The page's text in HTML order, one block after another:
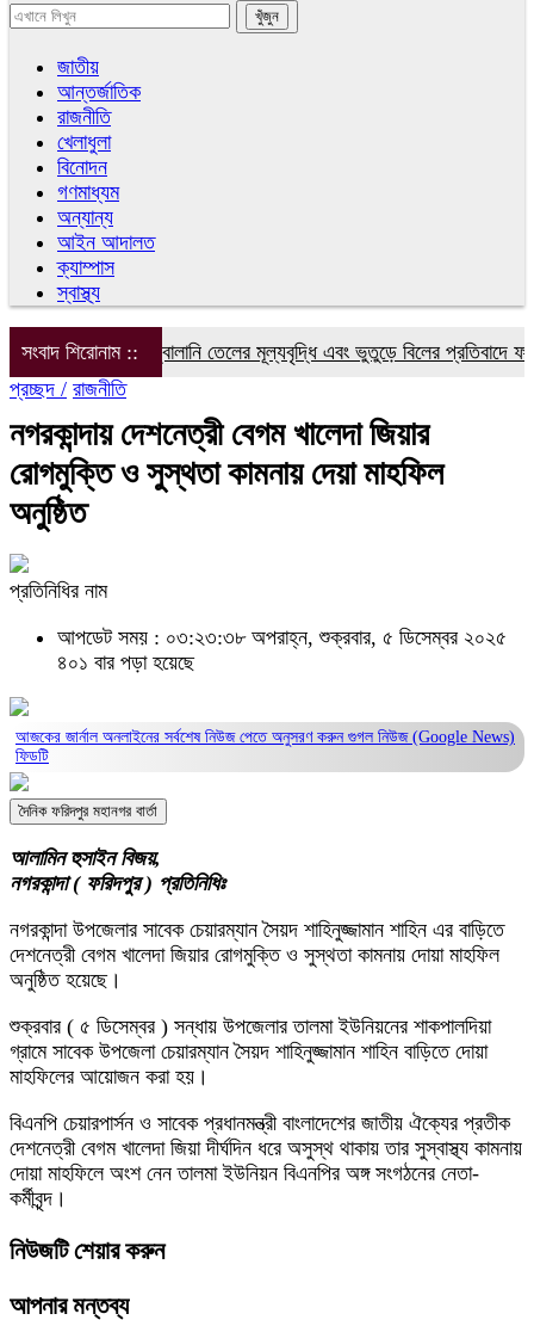
জাতীয়
আন্তর্জাতিক
রাজনীতি
খেলাধুলা
বিনোদন
গণমাধ্যম
অন্যান্য
আইন আদালত
ক্যাম্পাস
স্বাস্থ্য
সংবাদ শিরোনাম ::
বিদ্যুৎ, গ্যাস ও জ্বালানি তেলের মূল্যবৃদ্ধি এবং ভুতুড়ে বিলের প্রতিবাদে
প্রচ্ছদ / রাজনীতি
নগরকান্দায় দেশনেত্রী বেগম খালেদা জিয়ার
রোগমুক্তি ও সুস্থতা কামনায় দেয়া মাহফিল
অনুষ্ঠিত
প্রতিনিধির নাম
আপডেট সময় : ০৩:২৩:৩৮ অপরাহ্ন, শুক্রবার, ৫ ডিসেম্বর ২০২৫
৪০১ বার পড়া হয়েছে
আজকের জার্নাল অনলাইনের সর্বশেষ নিউজ পেতে অনুসরণ করুন গুগল নিউজ (Google News)
ফিডটি
দৈনিক ফরিদপুর মহানগর বার্তা
আলামিন হুসাইন বিজয়,
নগরকান্দা ( ফরিদপুর ) প্রতিনিধিঃ
নগরকান্দা উপজেলার সাবেক চেয়ারম্যান সৈয়দ শাহিনুজ্জামান শাহিন এর বাড়িতে
দেশনেত্রী বেগম খালেদা জিয়ার রোগমুক্তি ও সুস্থতা কামনায় দোয়া মাহফিল
অনুষ্ঠিত হয়েছে।
শুক্রবার ( ৫ ডিসেম্বর ) সন্ধায় উপজেলার তালমা ইউনিয়নের শাকপালদিয়া
গ্রামে সাবেক উপজেলা চেয়ারম্যান সৈয়দ শাহিনুজ্জামান শাহিন বাড়িতে দোয়া
মাহফিলের আয়োজন করা হয়।
বিএনপি চেয়ারপার্সন ও সাবেক প্রধানমন্ত্রী বাংলাদেশের জাতীয় ঐক্যের প্রতীক
দেশনেত্রী বেগম খালেদা জিয়া দীর্ঘদিন ধরে অসুস্থ থাকায় তার সুস্বাস্থ্য কামনায়
দোয়া মাহফিলে অংশ নেন তালমা ইউনিয়ন বিএনপির অঙ্গ সংগঠনের নেতা-
কর্মীবৃন্দ।
নিউজটি শেয়ার করুন
আপনার মন্তব্য